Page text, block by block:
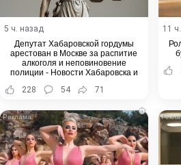
5 ч. назад
Депутат Хабаровской гордумы
арестован в Москве за распитие
алкоголя и неповиновение
полиции - Новости Хабаровска и
228 54 71
11
i